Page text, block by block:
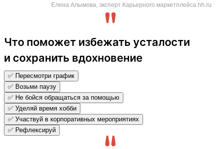
Елена Алымова, эксперт Карьерного маркетплейса hh.ru
Что поможет избежать усталости
и сохранить вдохновение
✅ Пересмотри график
✅ Возьми паузу
✅ Не бойся обращаться за помощью
✅ Уделяй время хобби
✅ Участвуй в корпоративных мероприятиях
✅ Рефлексируй